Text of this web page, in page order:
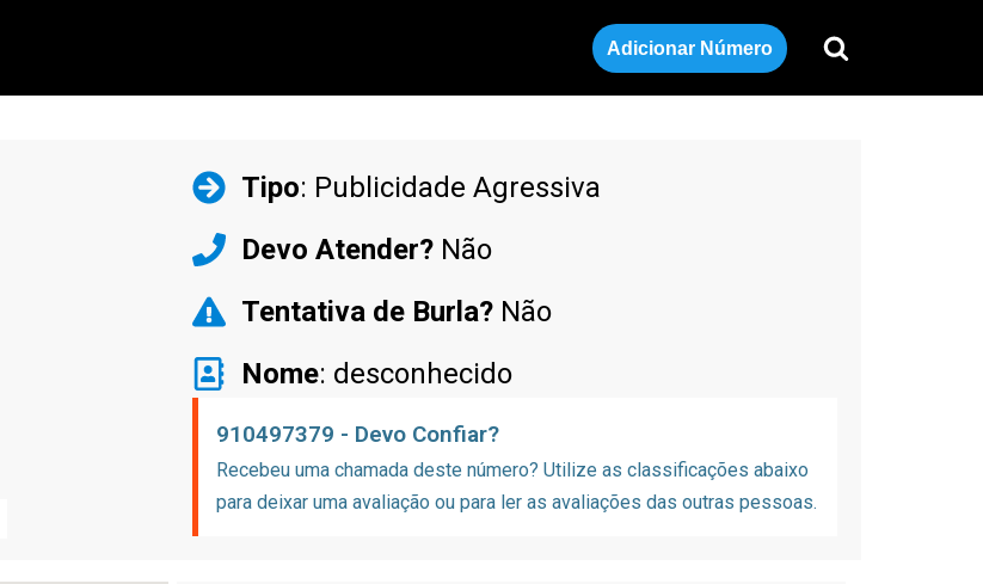
Adicionar Número
Tipo: Publicidade Agressiva
Devo Atender? Não
Tentativa de Burla? Não
Nome: desconhecido
910497379 - Devo Confiar?
Recebeu uma chamada deste número? Utilize as classificações abaixo
para deixar uma avaliação ou para ler as avaliações das outras pessoas.